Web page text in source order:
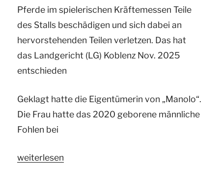
Tierhalterhaftung
–
passiv
verhaltenes
Pferd
keine
Tiergefahr“
Pferde im spielerischen Kräftemessen Teile
des Stalls beschädigen und sich dabei an
hervorstehenden Teilen verletzen. Das hat
das Landgericht (LG) Koblenz Nov. 2025
entschieden
Geklagt hatte die Eigentümerin von „Manolo“.
Die Frau hatte das 2020 geborene männliche
Fohlen bei
„Ihr
weiterlesen